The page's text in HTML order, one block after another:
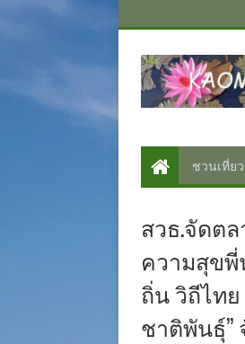
ชวนเที่ยว
สวธ.จัดต
ความสุขพี่
ถิ่น วิถีไท
ชาติพันธุ์”